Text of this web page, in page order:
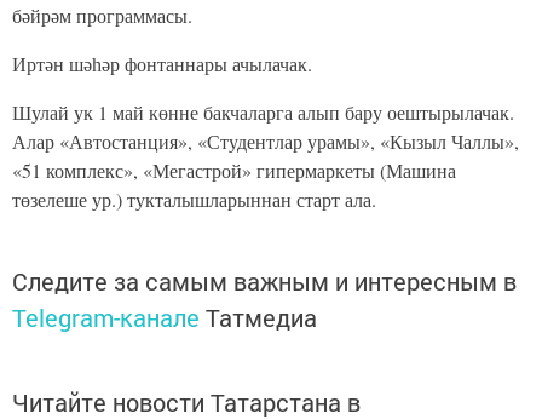
бәйрәм программасы.
Иртән шәһәр фонтаннары ачылачак.
Шулай ук 1 май көнне бакчаларга алып бару оештырылачак.
Алар «Автостанция», «Студентлар урамы», «Кызыл Чаллы»,
«51 комплекс», «Мегастрой» гипермаркеты (Машина
төзелеше ур.) тукталышларыннан старт ала.
Следите за самым важным и интересным в
Telegram-канале Татмедиа
Читайте новости Татарстана в